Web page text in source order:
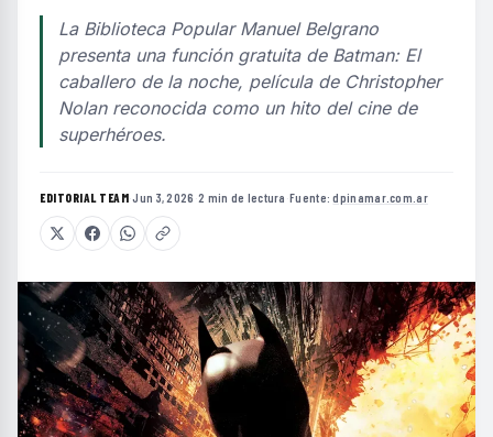
La Biblioteca Popular Manuel Belgrano
presenta una función gratuita de Batman: El
caballero de la noche, película de Christopher
Nolan reconocida como un hito del cine de
superhéroes.
EDITORIAL TEAM·Jun 3, 2026 ·2 min de lectura ·Fuente:dpinamar.com.ar